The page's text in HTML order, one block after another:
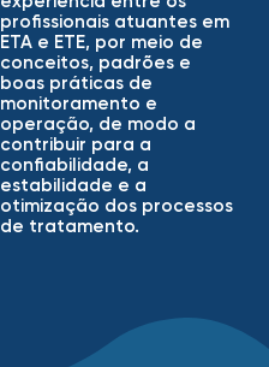
profissionais atuantes em
ETA e ETE, por meio de
conceitos, padrões e
boas práticas de
monitoramento e
operação, de modo a
contribuir para a
confiabilidade, a
estabilidade e a
otimização dos processos
de tratamento.